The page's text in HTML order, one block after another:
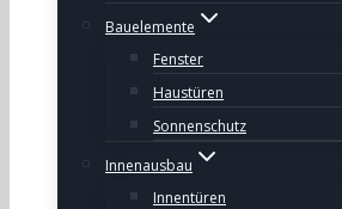
Bauelemente
Fenster
Haustüren
Sonnenschutz
Innenausbau
Innentüren